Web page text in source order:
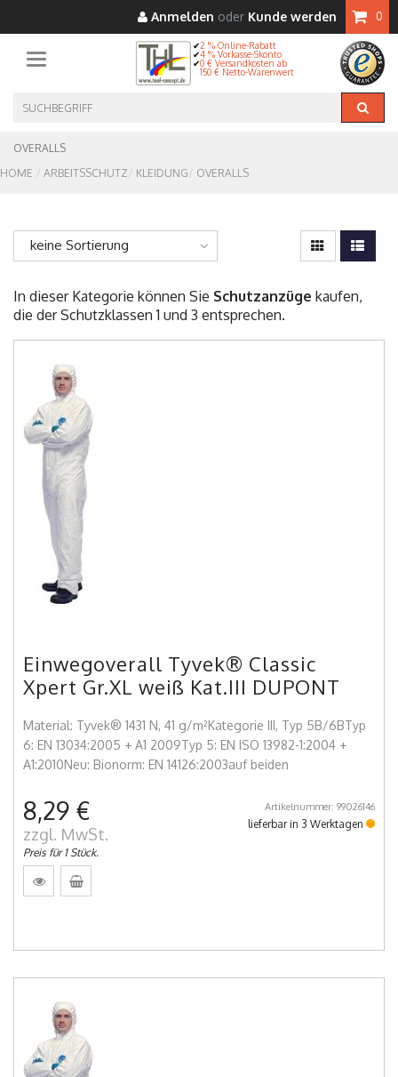
Anmelden oder Kunde werden 0
Toggle navigation
2 % Online-Rabatt
4 % Vorkasse-Skonto
0 € Versandkosten ab
150 € Netto-Warenwert
OVERALLS
HOME
ARBEITSSCHUTZ KLEIDUNG OVERALLS
keine Sortierung
In dieser Kategorie können Sie Schutzanzüge kaufen,
die der Schutzklassen 1 und 3 entsprechen.
Einwegoverall Tyvek® Classic
Xpert Gr.XL weiß Kat.III DUPONT
Material: Tyvek® 1431 N, 41 g/m²Kategorie III, Typ 5B/6BTyp
6: EN 13034:2005 + A1 2009Typ 5: EN ISO 13982-1:2004 +
A1:2010Neu: Bionorm: EN 14126:2003auf beiden
8,29 €
zzgl. MwSt.
Preis für 1 Stück.
Artikelnummer: 99026146
lieferbar in 3 Werktagen